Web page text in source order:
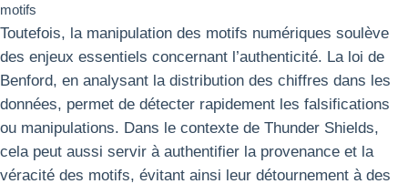
motifs
Toutefois, la manipulation des motifs numériques soulève
des enjeux essentiels concernant l’authenticité. La loi de
Benford, en analysant la distribution des chiffres dans les
données, permet de détecter rapidement les falsifications
ou manipulations. Dans le contexte de Thunder Shields,
cela peut aussi servir à authentifier la provenance et la
véracité des motifs, évitant ainsi leur détournement à des